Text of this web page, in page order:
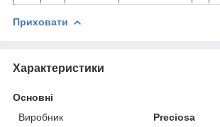
Приховати
Характеристики
Основні
Виробник
Preciosa